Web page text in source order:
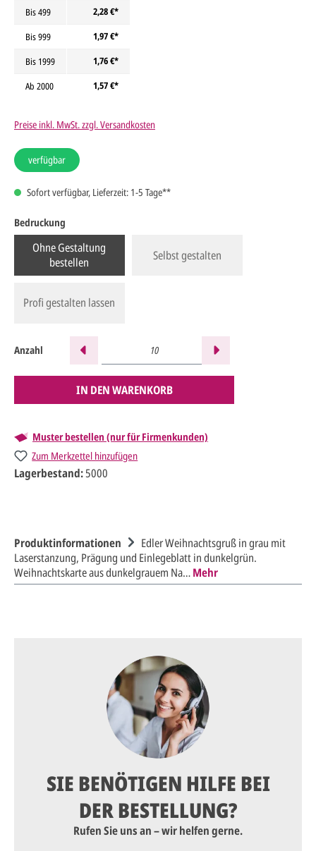
Bis499
2,28 €*
Bis999
1,97 €*
Bis 1999
1,76 €*
Ab 2000 1,57 €*
Preise inkl. MwSt. zzgl. Versandkosten
verfügbar
Sofort verfügbar, Lieferzeit: 1-5 Tage**
Bedruckung
Ohne Gestaltung
bestellen
Selbst gestalten
Profi gestalten lassen
Anzahl
IN DEN WARENKORB
Muster bestellen (nur für Firmenkunden)
Zum Merkzettel hinzufügen
Lagerbestand:5000
Produktinformationen
Edler Weihnachtsgruß in grau mit
Laserstanzung, Prägung und Einlegeblatt in dunkelgrün.
Weihnachtskarte aus dunkelgrauem Na…Mehr
SIE BENÖTIGEN HILFE BEI
DER BESTELLUNG?
Rufen Sie uns an – wir helfen gerne.